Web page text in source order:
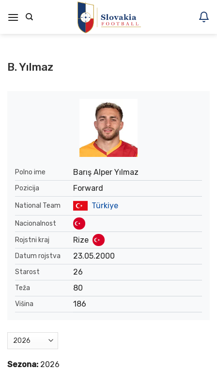
na
B. Yılmaz
Polno ime Barış Alper Yılmaz
Pozicija Forward
National Team Türkiye
Nacionalnost
Rojstni kraj
Rize
Datum rojstva 23.05.2000
Starost 26
Teža 80
Višina 186
Sezona: 2026